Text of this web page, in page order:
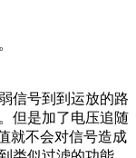
信号到到运放的路
但是加了电压追随
就不会对信号造成